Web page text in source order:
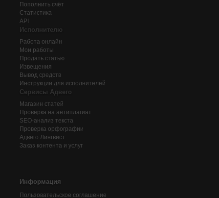
Пополнить счёт
Статистика
API
Исполнителю
Работа онлайн
Мои работы
Продать статью
Извещения
Вывод средств
Инструкции для исполнителей
Сервисы Адвего
Магазин статей
Проверка на антиплагиат
SEO-анализ текста
Проверка орфографии
Адвего Лингвист
Заказ контента и услуг
Информация
Пользовательское соглашение